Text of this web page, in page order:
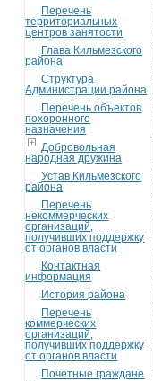
Перечень
территориальных
центров занятости
Глава Кильмезского
района
Структура
Администрации района
Перечень объектов
похоронного
назначения
Добровольная
народная дружина
Устав Кильмезского
района
Перечень
некоммерческих
организаций,
получивших поддержку
от органов власти
Контактная
информация
История района
Перечень
коммерческих
организаций,
получивших поддержку
от органов власти
Почетные граждане